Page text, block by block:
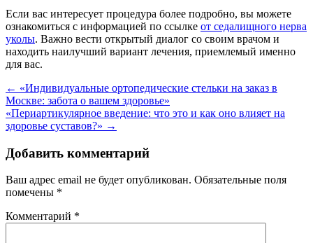
Если вас интересует процедура более подробно, вы можете
ознакомиться с информацией по ссылке от седалищного нерва
уколы. Важно вести открытый диалог со своим врачом и
находить наилучший вариант лечения, приемлемый именно
для вас.
Навигация
по
записям
← «Индивидуальные ортопедические стельки на заказ в
Москве: забота о вашем здоровье»
«Периартикулярное введение: что это и как оно влияет на
здоровье суставов?» →
Добавить комментарий
Ваш адрес email не будет опубликован. Обязательные поля
помечены *
Комментарий *